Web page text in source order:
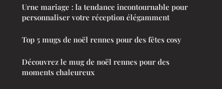
Urne mariage : la tendance incontournable pour
personnaliser votre réception élégamment
Top 5 mugs de noël rennes pour des fêtes cosy
Découvrez le mug de noël rennes pour des
moments chaleureux